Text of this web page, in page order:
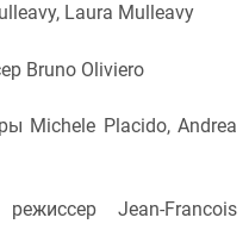
Laura Mulleavy
Bruno Oliviero
Michele Placido, Andrea
Jean-Francois